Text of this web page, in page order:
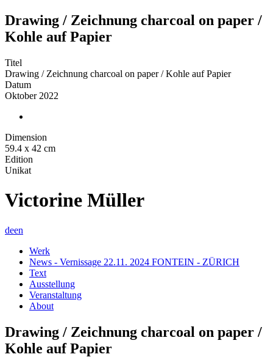
Drawing / Zeichnung charcoal on paper /
Kohle auf Papier
Titel
Drawing / Zeichnung charcoal on paper / Kohle auf Papier
Datum
Oktober 2022
Dimension
59.4 x 42 cm
Edition
Unikat
Victorine Müller
deen
Werk
News - Vernissage 22.11. 2024 FONTEIN - ZÜRICH
Text
Ausstellung
Veranstaltung
About
Drawing / Zeichnung charcoal on paper /
Kohle auf Papier